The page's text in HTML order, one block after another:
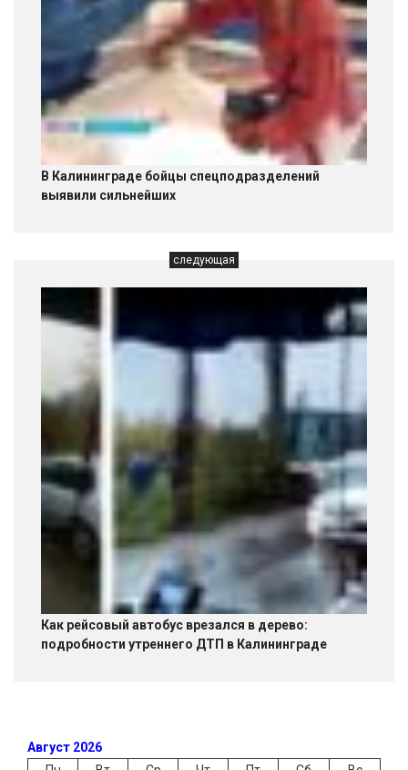
В Калининграде бойцы спецподразделений
выявили сильнейших
следующая
Как рейсовый автобус врезался в дерево:
подробности утреннего ДТП в Калининграде
Август 2026